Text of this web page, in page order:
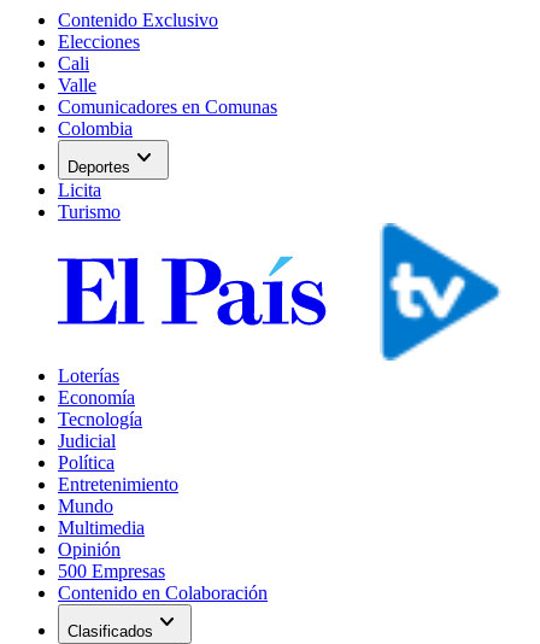
Contenido Exclusivo
Elecciones
Cali
Valle
Comunicadores en Comunas
Colombia
Deportes expand_more
Licita
Turismo
Loterías
Economía
Tecnología
Judicial
Política
Entretenimiento
Mundo
Multimedia
Opinión
500 Empresas
Contenido en Colaboración
Clasificados expand_more